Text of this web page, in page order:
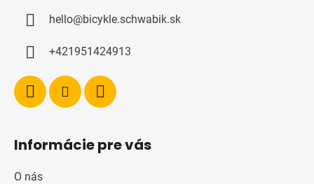
hello@bicykle.schwabik.sk
+421951424913
Informácie pre vás
O nás